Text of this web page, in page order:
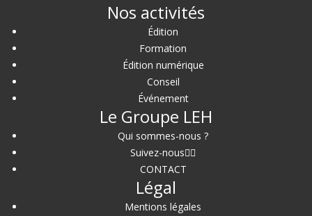
Nos activités
Édition
Formation
Édition numérique
Conseil
Événement
Le Groupe LEH
Qui sommes-nous ?
Suivez-nous
CONTACT
Légal
Mentions légales